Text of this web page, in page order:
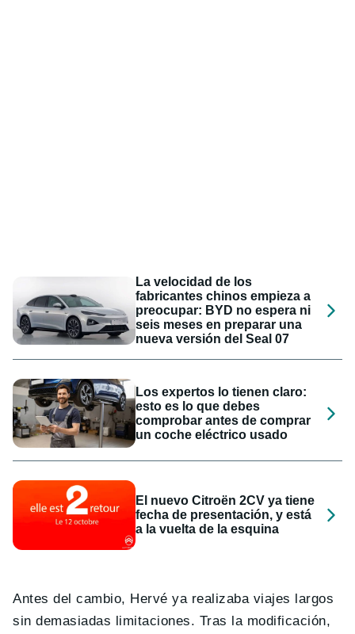
La velocidad de los
fabricantes chinos empieza a
preocupar: BYD no espera ni
seis meses en preparar una
nueva versión del Seal 07
Los expertos lo tienen claro:
esto es lo que debes
comprobar antes de comprar
un coche eléctrico usado
El nuevo Citroën 2CV ya tiene
fecha de presentación, y está
a la vuelta de la esquina
Antes del cambio, Hervé ya realizaba viajes largos
sin demasiadas limitaciones. Tras la modificación,